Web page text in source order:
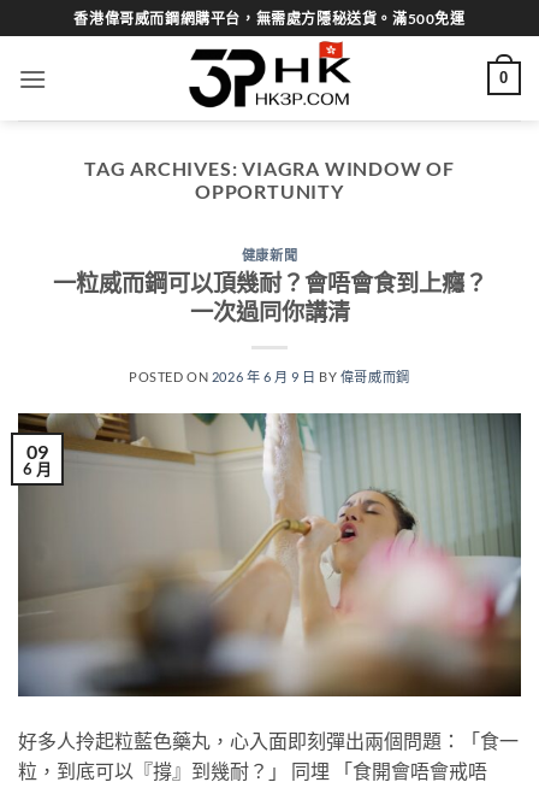
to
content
香港偉哥威而鋼網購平台，無需處方隱秘送貨。滿500免運
0
TAG ARCHIVES:VIAGRA WINDOW OF
OPPORTUNITY
健康新聞
一粒威而鋼可以頂幾耐？會唔會食到上癮？
一次過同你講清
POSTED ON 2026 年 6 月 9 日 BY 偉哥威而鋼
09
6 月
好多人拎起粒藍色藥丸，心入面即刻彈出兩個問題：「食一
粒，到底可以『撐』到幾耐？」​ 同埋 「食開會唔會戒唔